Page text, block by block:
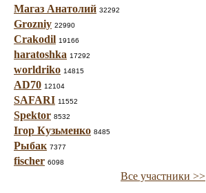
Магаз Анатолий 32292
Grozniy 22990
Crakodil 19166
haratoshka 17292
worldriko 14815
AD70 12104
SAFARI 11552
Spektor 8532
Ігор Кузьменко 8485
Рыбак 7377
fischer 6098
Все участники >>